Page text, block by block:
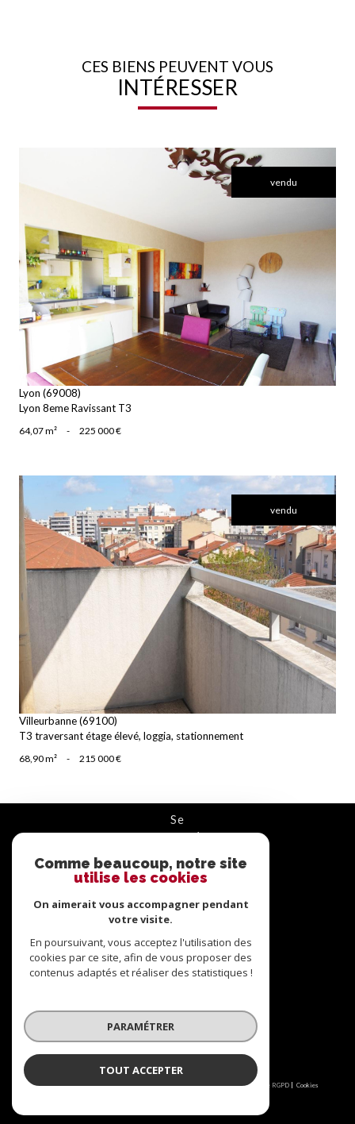
CES BIENS PEUVENT VOUS
INTÉRESSER
vendu
voir le bien
Lyon (69008)
Lyon 8eme Ravissant T3
64,07 m² - 225 000 €
vendu
voir le bien
Villeurbanne (69100)
T3 traversant étage élevé, loggia, stationnement
68,90 m² - 215 000 €
se
connecter
ESPACE PROPRIÉTAIRE
nous
suivre
adhérons
© 2026 | Tous droits réservés | Traduction powered by Google |
Nos honoraires
Plan du site Mentions légales Admin Partenaires Politique RGPD Cookies
Comme beaucoup, notre site
utilise les cookies
On aimerait vous accompagner pendant
votre visite.
En poursuivant, vous acceptez l'utilisation des
cookies par ce site, afin de vous proposer des
contenus adaptés et réaliser des statistiques !
PARAMÉTRER
TOUT ACCEPTER